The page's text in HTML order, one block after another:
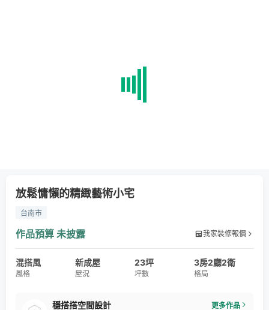
放鬆慵懶的精緻藝術小宅
台南市
作品預算 未披露 我家裝修報價
混搭風
風格
新成屋
屋況
23坪
坪數
3房2廳2衛
格局
穩搭搭空間設計
更多作品